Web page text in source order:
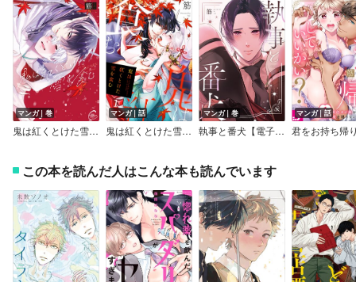
マンガ｜巻
鬼は紅くとけた雪を食む【単行本版特典ペーパー付き】
マンガ｜話
鬼は紅くとけた雪を食む
マンガ｜巻
執事と番犬【電子限定おまけ付き】
マンガ｜話
この本を読んだ人はこんな本も読んでいます